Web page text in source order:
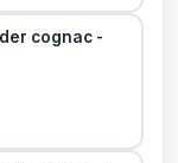
cognac -